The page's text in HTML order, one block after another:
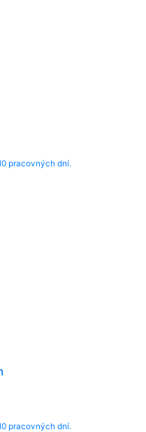
pracovných dní.
pracovných dní.